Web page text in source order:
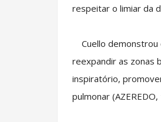
respeitar o limiar da
Cuello demonstrou
reexpandir as zonas
inspiratório,
pulmonar (AZEREDO,